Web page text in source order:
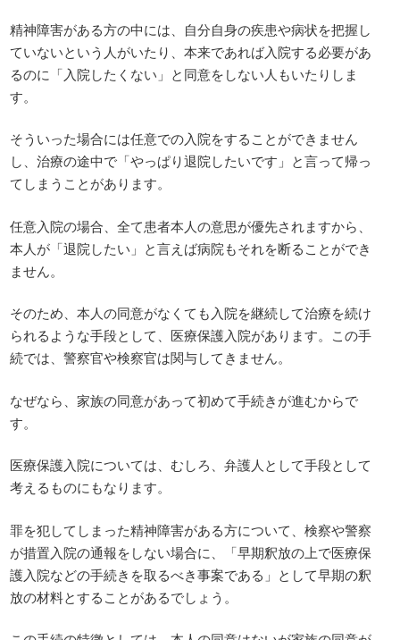
精神障害がある方の中には、自分自身の疾患や病状を把握し
ていないという人がいたり、本来であれば入院する必要があ
るのに「入院したくない」と同意をしない人もいたりしま
す。
そういった場合には任意での入院をすることができません
し、治療の途中で「やっぱり退院したいです」と言って帰っ
てしまうことがあります。
任意入院の場合、全て患者本人の意思が優先されますから、
本人が「退院したい」と言えば病院もそれを断ることができ
ません。
そのため、本人の同意がなくても入院を継続して治療を続け
られるような手段として、医療保護入院があります。この手
続では、警察官や検察官は関与してきません。
なぜなら、家族の同意があって初めて手続きが進むからで
す。
医療保護入院については、むしろ、弁護人として手段として
考えるものにもなります。
罪を犯してしまった精神障害がある方について、検察や警察
が措置入院の通報をしない場合に、「早期釈放の上で医療保
護入院などの手続きを取るべき事案である」として早期の釈
放の材料とすることがあるでしょう。